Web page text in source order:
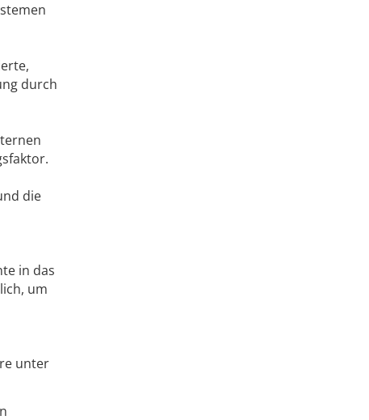
durch
die
in das
um
unter